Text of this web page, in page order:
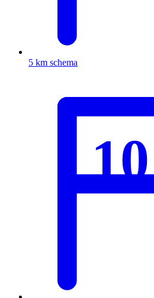
5 km schema
10